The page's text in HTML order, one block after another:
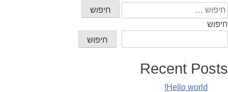
חיפוש:
חיפוש
חיפוש
Recent Posts
Hello world!